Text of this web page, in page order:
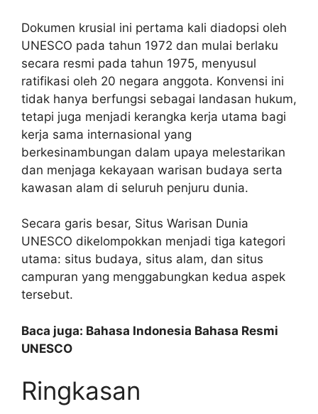
Dokumen krusial ini pertama kali diadopsi oleh
UNESCO pada tahun 1972 dan mulai berlaku
secara resmi pada tahun 1975, menyusul
ratifikasi oleh 20 negara anggota. Konvensi ini
tidak hanya berfungsi sebagai landasan hukum,
tetapi juga menjadi kerangka kerja utama bagi
kerja sama internasional yang
berkesinambungan dalam upaya melestarikan
dan menjaga kekayaan warisan budaya serta
kawasan alam di seluruh penjuru dunia.
Secara garis besar, Situs Warisan Dunia
UNESCO dikelompokkan menjadi tiga kategori
utama: situs budaya, situs alam, dan situs
campuran yang menggabungkan kedua aspek
tersebut.
Baca juga: Bahasa Indonesia Bahasa Resmi
UNESCO
Ringkasan